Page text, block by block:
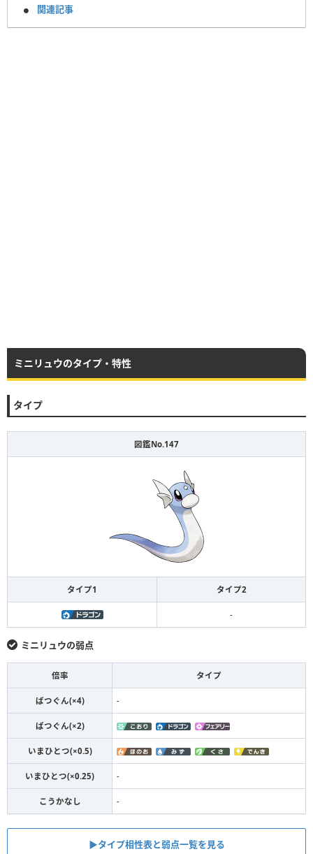
関連記事
ミニリュウのタイプ・特性
タイプ
図鑑No.147
タイプ1 タイプ2
-
ミニリュウの弱点
倍率 タイプ
ばつぐん(×4) -
ばつぐん(×2)
いまひとつ(×0.5)
いまひとつ(×0.25) -
こうかなし -
▶︎タイプ相性表と弱点一覧を見る